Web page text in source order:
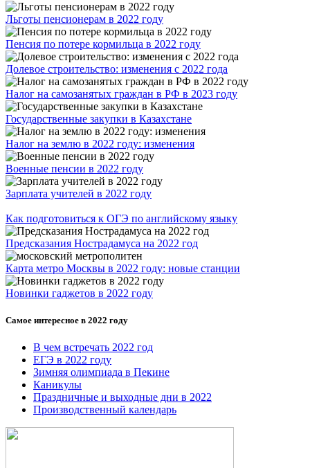
Льготы пенсионерам в 2022 году
Пенсия по потере кормильца в 2022 году
Долевое строительство: изменения с 2022 года
Налог на самозанятых граждан в РФ в 2023 году
Государственные закупки в Казахстане
Налог на землю в 2022 году: изменения
Военные пенсии в 2022 году
Зарплата учителей в 2022 году
Как подготовиться к ОГЭ по английскому языку
Предсказания Нострадамуса на 2022 год
Карта метро Москвы в 2022 году: новые станции
Новинки гаджетов в 2022 году
Самое интересное в 2022 году
В чем встречать 2022 год
ЕГЭ в 2022 году
Зимняя олимпиада в Пекине
Каникулы
Праздничные и выходные дни в 2022
Производственный календарь